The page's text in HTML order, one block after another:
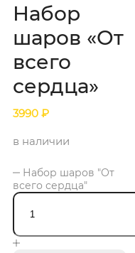
Набор
шаров «От
всего
сердца»
3990 ₽
в наличии
Набор шаров "От
всего сердца"